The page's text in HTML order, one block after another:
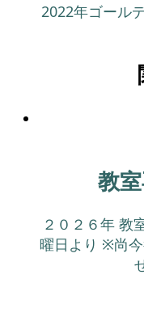
2022年ゴール
教
２０２６年 教
曜日より ※尚